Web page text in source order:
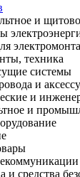
и
техника
системы
и
и
и
и средства